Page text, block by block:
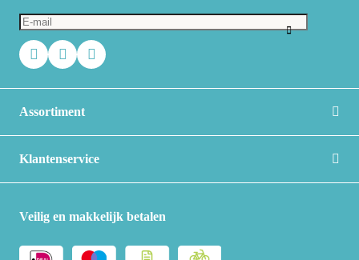
Assortiment
Klantenservice
Veilig en makkelijk betalen